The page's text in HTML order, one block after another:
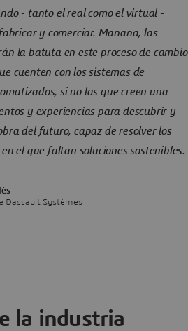
- tanto el real como el virtual -
y comerciar. Mañana, las
la batuta en este proceso de cambio
cuenten con los sistemas de
si no las que creen una
y experiencias para descubrir y
del futuro, capaz de resolver los
el que faltan soluciones sostenibles.
Dassault Systèmes
la industria